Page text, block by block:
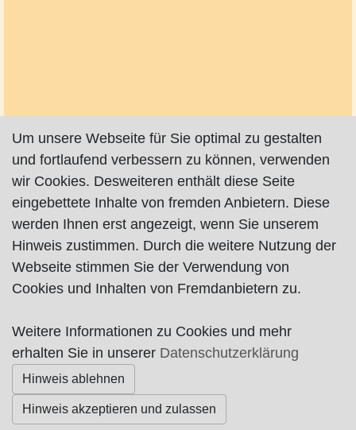
Impressum| Datenschutz
© Worpswede24 2015-2026
Um unsere Webseite für Sie optimal zu gestalten
und fortlaufend verbessern zu können, verwenden
wir Cookies. Desweiteren enthält diese Seite
eingebettete Inhalte von fremden Anbietern. Diese
werden Ihnen erst angezeigt, wenn Sie unserem
Hinweis zustimmen. Durch die weitere Nutzung der
Webseite stimmen Sie der Verwendung von
Cookies und Inhalten von Fremdanbietern zu.
Weitere Informationen zu Cookies und mehr
erhalten Sie in unserer Datenschutzerklärung
Hinweis ablehnen
Hinweis akzeptieren und zulassen